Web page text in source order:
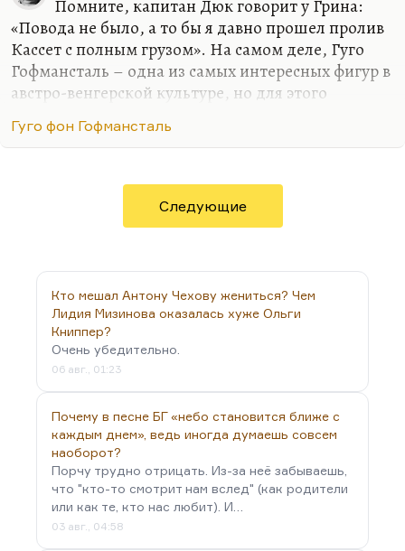
Помните, капитан Дюк говорит у Грина:
«Повода не было, а то бы я давно прошел пролив
Кассет с полным грузом». На самом деле, Гуго
Гофмансталь – одна из самых интересных фигур в
австро-венгерской культуре, но для этого
венгерскую культуру как таковую. Вот мне
которой есть неожиданные резервы и внезапные
ходы, австро-венгерская культура была культурой
самооплакивания, саморазрушения и
умирающая империя, и это входило каким-то
образом в ее культуру. Во всех новеллах
Шницлера, в прозе уже упомянутого Перуца, в
«Марше Радецкого» Рота,…
Гуго фон Гофмансталь
Следующие
Кто мешал Антону Чехову жениться? Чем
Лидия Мизинова оказалась хуже Ольги
Книппер?
Очень убедительно.
06 авг., 01:23
Почему в песне БГ «небо становится ближе с
каждым днем», ведь иногда думаешь совсем
наоборот?
Порчу трудно отрицать. Из-за неё забываешь,
что "кто-то смотрит нам вслед" (как родители
или как те, кто нас любит). И…
03 авг., 04:58